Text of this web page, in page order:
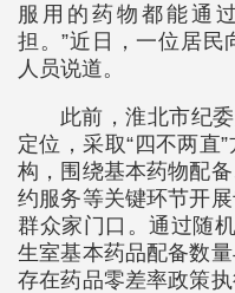
服用的药物都能通
担。”近日，一位居
人员说道。
此前，淮北市纪
定位，采取“四不两直
构，围绕基本药物配
约服务等关键环节开
群众家门口。通过随
生室基本药品配备数
存在药品零差率政策